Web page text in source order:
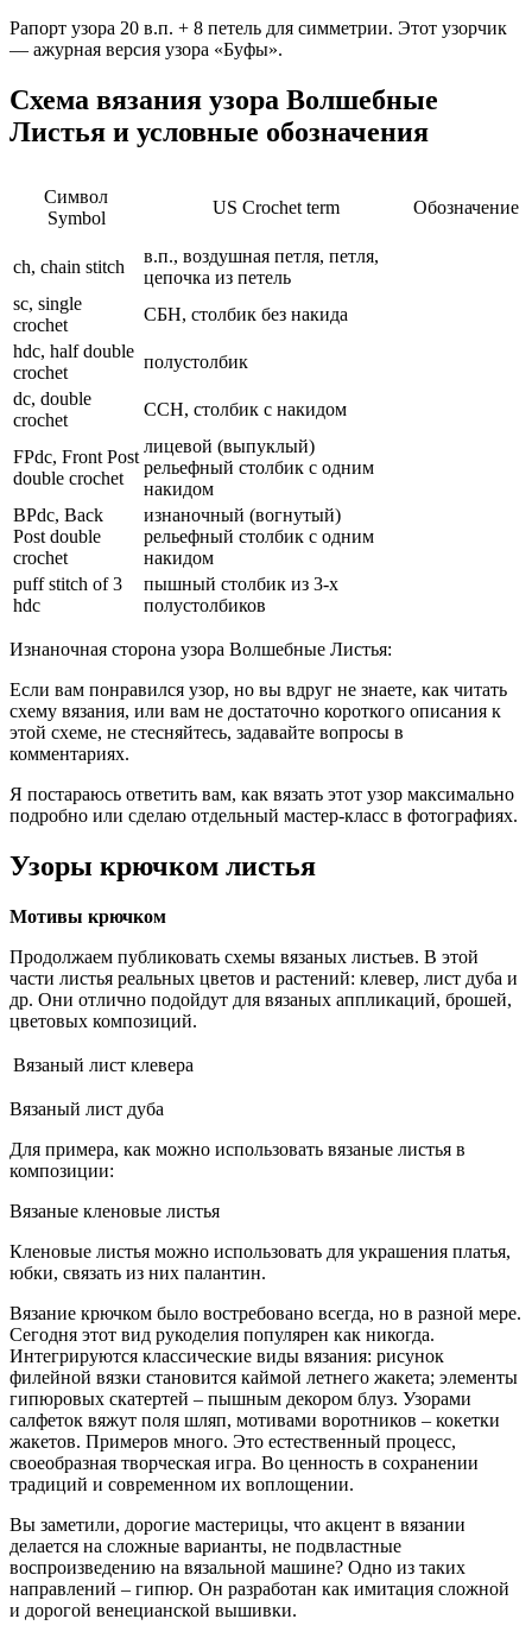
Рапорт узора 20 в.п. + 8 петель для симметрии. Этот узорчик
— ажурная версия узора «Буфы».
Схема вязания узора Волшебные
Листья и условные обозначения
Символ
Symbol
US Crochet term Обозначение
ch, chain stitch
в.п., воздушная петля, петля,
цепочка из петель
sc, single
crochet
СБН, столбик без накида
hdc, half double
crochet
полустолбик
dc, double
crochet
ССН, столбик с накидом
FPdc, Front Post
double crochet
лицевой (выпуклый)
рельефный столбик с одним
накидом
BPdc, Back
Post double
crochet
изнаночный (вогнутый)
рельефный столбик с одним
накидом
puff stitch of 3
hdc
пышный столбик из 3-х
полустолбиков
Изнаночная сторона узора Волшебные Листья:
Если вам понравился узор, но вы вдруг не знаете, как читать
схему вязания, или вам не достаточно короткого описания к
этой схеме, не стесняйтесь, задавайте вопросы в
комментариях.
Я постараюсь ответить вам, как вязать этот узор максимально
подробно или сделаю отдельный мастер-класс в фотографиях.
Узоры крючком листья
Мотивы крючком
Продолжаем публиковать схемы вязаных листьев. В этой
части листья реальных цветов и растений: клевер, лист дуба и
др. Они отлично подойдут для вязаных аппликаций, брошей,
цветовых композиций.
Вязаный лист клевера
Вязаный лист дуба
Для примера, как можно использовать вязаные листья в
композиции:
Вязаные кленовые листья
Кленовые листья можно использовать для украшения платья,
юбки, связать из них палантин.
Вязание крючком было востребовано всегда, но в разной мере.
Сегодня этот вид рукоделия популярен как никогда.
Интегрируются классические виды вязания: рисунок
филейной вязки становится каймой летнего жакета; элементы
гипюровых скатертей – пышным декором блуз. Узорами
салфеток вяжут поля шляп, мотивами воротников – кокетки
жакетов. Примеров много. Это естественный процесс,
своеобразная творческая игра. Во ценность в сохранении
традиций и современном их воплощении.
Вы заметили, дорогие мастерицы, что акцент в вязании
делается на сложные варианты, не подвластные
воспроизведению на вязальной машине? Одно из таких
направлений – гипюр. Он разработан как имитация сложной
и дорогой венецианской вышивки.